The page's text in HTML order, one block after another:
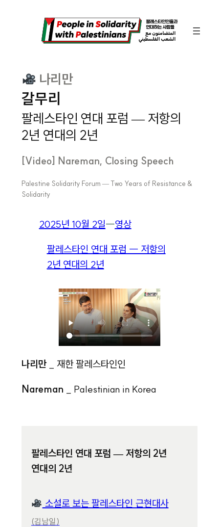
나리만
갈무리
팔레스타인 연대 포럼 — 저항의
2년 연대의 2년
[Video] Nareman, Closing Speech
Palestine Solidarity Forum — Two Years of Resistance &
Solidarity
2025년 10월 2일―영상
팔레스타인 연대 포럼 ― 저항의
2년 연대의 2년
나리만_ 재한 팔레스타인인
Nareman _ Palestinian in Korea
팔레스타인 연대 포럼 — 저항의 2년
연대의 2년
소설로 보는 팔레스타인 근현대사
(김남일)